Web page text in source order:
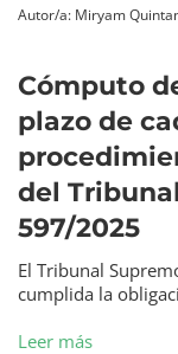
Autor/a: Miryam
Cómputo
plazo de
del
597/2025
El Tribunal
cumplida la
Leer más